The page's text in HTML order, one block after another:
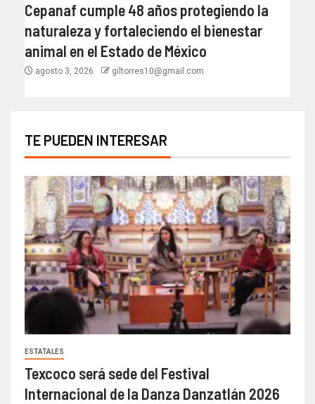
Cepanaf cumple 48 años protegiendo la
naturaleza y fortaleciendo el bienestar
animal en el Estado de México
agosto 3, 2026 giltorres10@gmail.com
TE PUEDEN INTERESAR
ESTATALES
Texcoco será sede del Festival
Internacional de la Danza Danzatlán 2026